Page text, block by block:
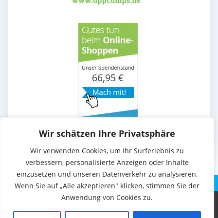
Wir schätzen Ihre Privatsphäre
Wir verwenden Cookies, um Ihr Surferlebnis zu
verbessern, personalisierte Anzeigen oder Inhalte
einzusetzen und unseren Datenverkehr zu analysieren.
Wenn Sie auf „Alle akzeptieren" klicken, stimmen Sie der
Anwendung von Cookies zu.
© 2026 . Erstellt mit WordPress und dem ThemeEmpowerWP
Diese Website benutzt Cookies. Wenn du die Website weiter
nutzt, gehen wir von deinem Einverständnis aus.